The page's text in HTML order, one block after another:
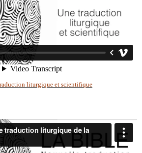
liturgique et scientifique